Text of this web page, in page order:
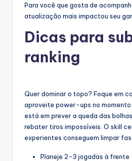
Para você que gosta de
atualização mais impactou seu
Dicas para
ranking
Quer dominar o topo? Foque em
aproveite power-ups no
está em prever a queda das
rebater tiros impossíveis. O skill
experientes conseguem limpar
Planeje 2-3 jogadas à frente